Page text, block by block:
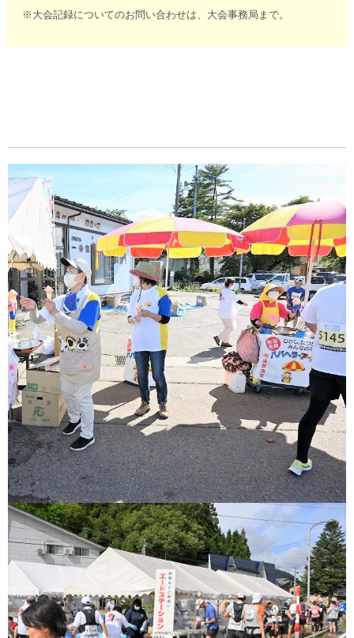
※大会記録についてのお問い合わせは、大会事務局まで。